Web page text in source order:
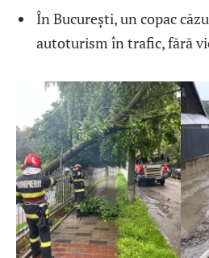
În București, un copac
autoturism în trafic, fără